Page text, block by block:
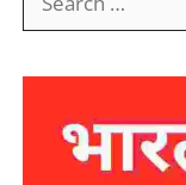
for: